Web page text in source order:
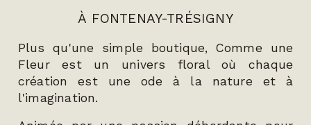
À FONTENAY-TRÉSIGNY
Plus qu'une simple boutique, Comme une
Fleur est un univers floral où chaque
création est une ode à la nature et à
l'imagination.